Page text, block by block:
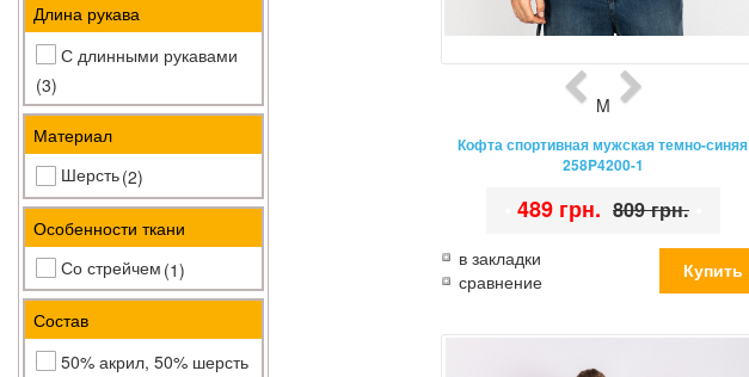
Длина рукава
С длинными рукавами
(3)
Материал
Шерсть(2)
Особенности ткани
Со стрейчем (1)
Состав
50% акрил, 50% шерсть
M
Кофта спортивная мужская темно-синяя
258P4200-1
489 грн. 809 грн.
в закладки
сравнение